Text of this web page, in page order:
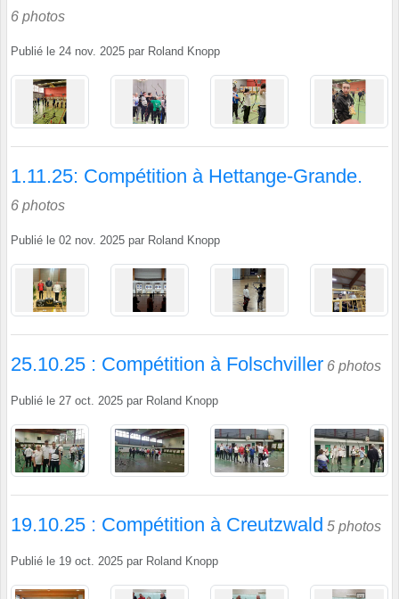
6 photos
Publié le 24 nov. 2025 par Roland Knopp
1.11.25: Compétition à Hettange-Grande.
6 photos
Publié le 02 nov. 2025 par Roland Knopp
25.10.25 : Compétition à Folschviller 6 photos
Publié le 27 oct. 2025 par Roland Knopp
19.10.25 : Compétition à Creutzwald 5 photos
Publié le 19 oct. 2025 par Roland Knopp